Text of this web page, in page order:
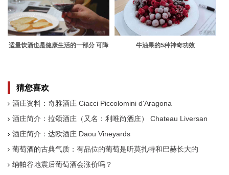
适量饮酒也是健康生活的一部分 可降
牛油果的5种神奇功效
猜您喜欢
酒庄资料：奇雅酒庄 Ciacci Piccolomini d'Aragona
酒庄简介：拉颂酒庄（又名：利唯尚酒庄） Chateau Liversan
酒庄简介：达欧酒庄 Daou Vineyards
葡萄酒的古典气质：有品位的葡萄是听莫扎特和巴赫长大的
纳帕谷地震后葡萄酒会涨价吗？